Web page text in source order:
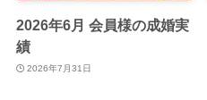
2026年6月 会員様の成婚実
績
2026年7月31日